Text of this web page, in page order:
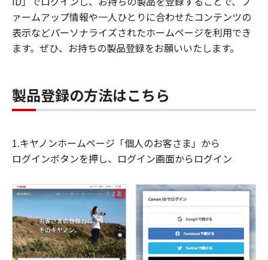
ァームアップ情報や一人ひとりに合わせたコンテンツの
表示などパーソナライズされたホームページを利用でき
ます。ぜひ、お持ちの製品登録をお願いいたします。
製品登録の方法はこちら
1.キヤノンホームページ「個人のお客さま」から
ログインボタンを押し、ログイン画面からログイン